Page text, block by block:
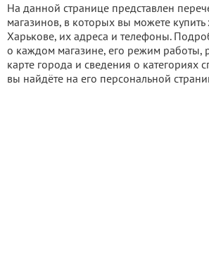
На данной странице представлен
магазинов, в которых вы можете
Харькове, их адреса и телефоны.
о каждом магазине, его режим работы,
карте города и сведения о категориях
вы найдёте на его персональной